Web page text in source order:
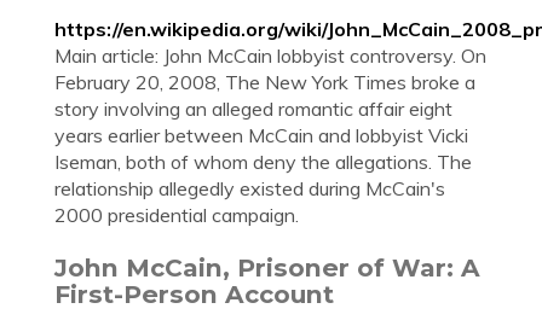
https://en.wikipedia.org/wiki/
Main article: John McCain lobbyist controversy. On
February 20, 2008, The New York Times broke a
story involving an alleged romantic affair eight
years earlier between McCain and lobbyist Vicki
Iseman, both of whom deny the allegations. The
relationship allegedly existed during McCain's
2000 presidential campaign.
John McCain, Prisoner of War: A
First-Person Account